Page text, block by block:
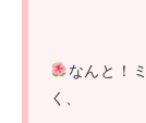
なんと！
く、